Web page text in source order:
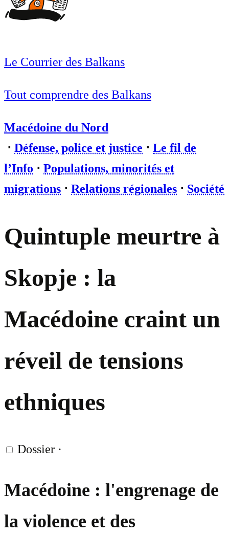
Le Courrier des Balkans
Tout comprendre des Balkans
Macédoine du Nord
⋅ Défense, police et justice ⋅ Le fil de
l’Info ⋅ Populations, minorités et
migrations ⋅ Relations régionales ⋅ Société
Quintuple meurtre à
Skopje : la
Macédoine craint un
réveil de tensions
ethniques
Dossier ·
Macédoine : l'engrenage de
la violence et des